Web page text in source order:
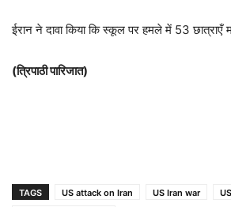
ईरान ने दावा किया कि स्कूल पर हमले में 53 छात्राएँ
(त्रिपाठी पारिजात)
TAGS US attack on Iran US Iran war